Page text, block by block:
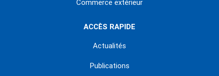
Commerce extérieur
ACCÈS RAPIDE
Actualités
Publications